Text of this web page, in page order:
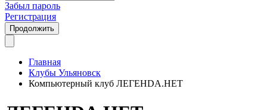
Забыл пароль
Регистрация
Продолжить
Главная
Клубы Ульяновск
Компьютерный клуб ЛЕГЕНDА.НЕТ